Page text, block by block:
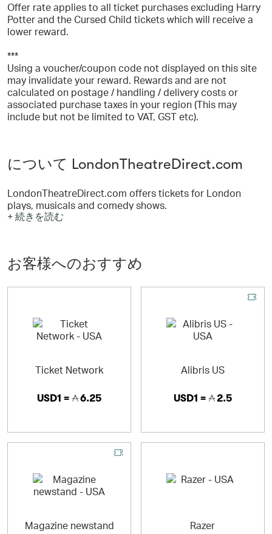
Offer rate applies to all ticket purchases excluding Harry
Potter and the Cursed Child tickets which will receive a
lower reward.
***
Using a voucher/coupon code not displayed on this site
may invalidate your reward. Rewards and are not
calculated on postage / handling / delivery costs or
associated purchase taxes in your region (This may
include but not be limited to VAT, GST etc).
について LondonTheatreDirect.com
LondonTheatreDirect.com offers tickets for London
plays, musicals and comedy shows.
Through our secure live booking system, customers are
minute.
LondonTheatreDirect.com holds ticket allocations with
all major West End venues.
+ 続きを読む
お客様へのおすすめ
Ticket Network
USD1 = 6.25
Alibris US
USD1 = 2.5
Magazine newstand Razer